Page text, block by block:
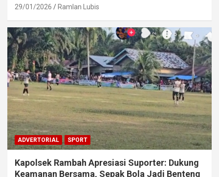
29/01/2026 Ramlan Lubis
ADVERTORIAL SPORT
Kapolsek Rambah Apresiasi Suporter: Dukung
Keamanan Bersama, Sepak Bola Jadi Benteng